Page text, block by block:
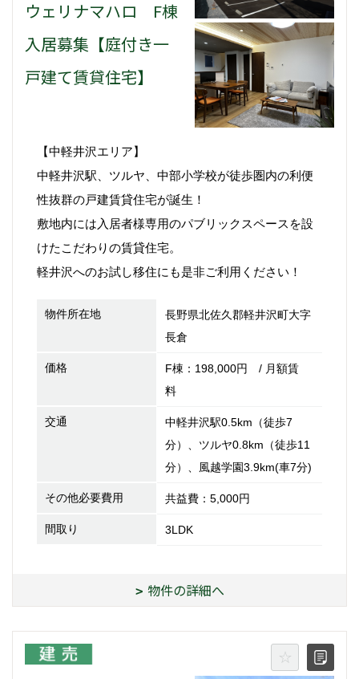
ウェリナマハロ F棟
入居募集【庭付き一
戸建て賃貸住宅】
【中軽井沢エリア】
中軽井沢駅、ツルヤ、中部小学校が徒歩圏内の利便
性抜群の戸建賃貸住宅が誕生！
敷地内には入居者様専用のパブリックスペースを設
けたこだわりの賃貸住宅。
軽井沢へのお試し移住にも是非ご利用ください！
物件所在地
長野県北佐久郡軽井沢町大字
長倉
価格
F棟：198,000円 / 月額賃
料
交通
中軽井沢駅0.5km（徒歩7
分）、ツルヤ0.8km（徒歩11
分）、風越学園3.9km(車7分)
その他必要費用 共益費：5,000円
間取り 3LDK
物件の詳細へ